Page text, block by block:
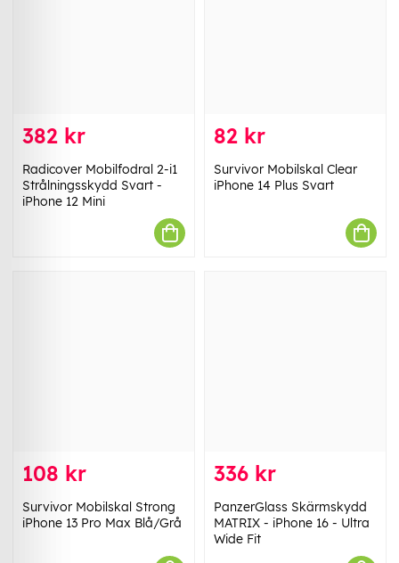
382 kr
Radicover Mobilfodral 2-i1
Strålningsskydd Svart -
iPhone 12 Mini
82 kr
Survivor Mobilskal Clear
iPhone 14 Plus Svart
108 kr
Survivor Mobilskal Strong
iPhone 13 Pro Max Blå/Grå
336 kr
PanzerGlass Skärmskydd
MATRIX - iPhone 16 - Ultra
Wide Fit